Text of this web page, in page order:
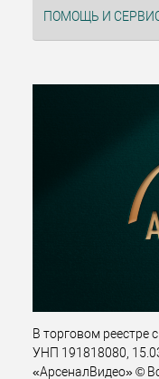
ПОМОЩЬ И
В торговом реестре
УНП 191818080,
«АрсеналВидео» ©